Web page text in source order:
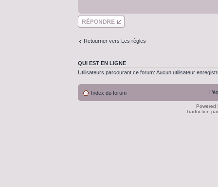
Répondre
Retourner vers Les règles
QUI EST EN LIGNE
Utilisateurs parcourant ce forum: Aucun utilisateur
Index du forum
Powered
Traduction